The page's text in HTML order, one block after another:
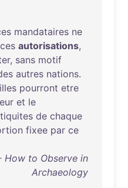
mandataires ne
ces autorisations,
, sans motif
autres nations.
pourront etre
et le
de chaque
fixee par ce
How to Observe in
Archaeology